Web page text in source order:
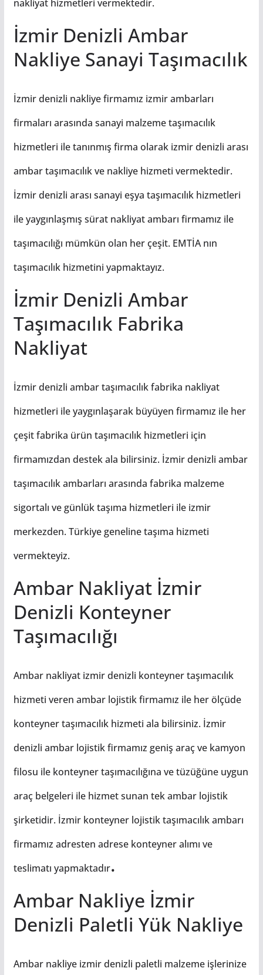
nakliyat hizmetleri vermektedir.
İzmir Denizli Ambar
Nakliye Sanayi Taşımacılık
İzmir denizli nakliye firmamız izmir ambarları
firmaları arasında sanayi malzeme taşımacılık
hizmetleri ile tanınmış firma olarak izmir denizli arası
ambar taşımacılık ve nakliye hizmeti vermektedir.
İzmir denizli arası sanayi eşya taşımacılık hizmetleri
ile yaygınlaşmış sürat nakliyat ambarı firmamız ile
taşımacılığı mümkün olan her çeşit. EMTİA nın
taşımacılık hizmetini yapmaktayız.
İzmir Denizli Ambar
Taşımacılık Fabrika
Nakliyat
İzmir denizli ambar taşımacılık fabrika nakliyat
hizmetleri ile yaygınlaşarak büyüyen firmamız ile her
çeşit fabrika ürün taşımacılık hizmetleri için
firmamızdan destek ala bilirsiniz. İzmir denizli ambar
taşımacılık ambarları arasında fabrika malzeme
sigortalı ve günlük taşıma hizmetleri ile izmir
merkezden. Türkiye geneline taşıma hizmeti
vermekteyiz.
Ambar Nakliyat İzmir
Denizli Konteyner
Taşımacılığı
Ambar nakliyat izmir denizli konteyner taşımacılık
hizmeti veren ambar lojistik firmamız ile her ölçüde
konteyner taşımacılık hizmeti ala bilirsiniz. İzmir
denizli ambar lojistik firmamız geniş araç ve kamyon
filosu ile konteyner taşımacılığına ve tüzüğüne uygun
araç belgeleri ile hizmet sunan tek ambar lojistik
şirketidir. İzmir konteyner lojistik taşımacılık ambarı
firmamız adresten adrese konteyner alımı ve
teslimatı yapmaktadır.
Ambar Nakliye İzmir
Denizli Paletli Yük Nakliye
Ambar nakliye izmir denizli paletli malzeme işlerinize